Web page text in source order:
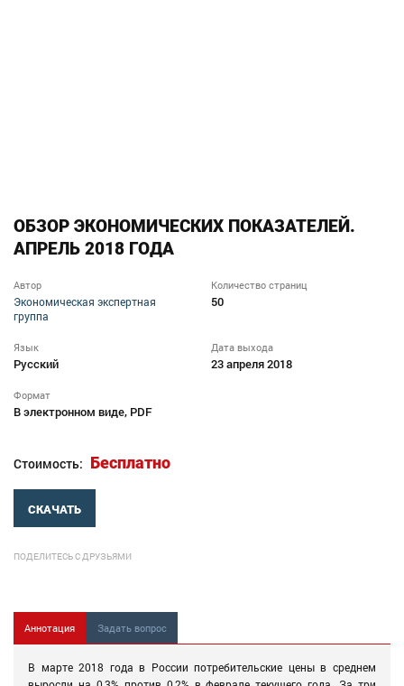
ОБЗОР ЭКОНОМИЧЕСКИХ ПОКАЗАТЕЛЕЙ.
АПРЕЛЬ 2018 ГОДА
Автор
Экономическая экспертная
группа
Количество страниц
50
Язык
Русский
Дата выхода
23 апреля 2018
Формат
В электронном виде, PDF
Стоимость: Бесплатно
СКАЧАТЬ
ПОДЕЛИТЕСЬ С ДРУЗЬЯМИ
Аннотация Задать вопрос
В марте 2018 года в России потребительские цены в среднем